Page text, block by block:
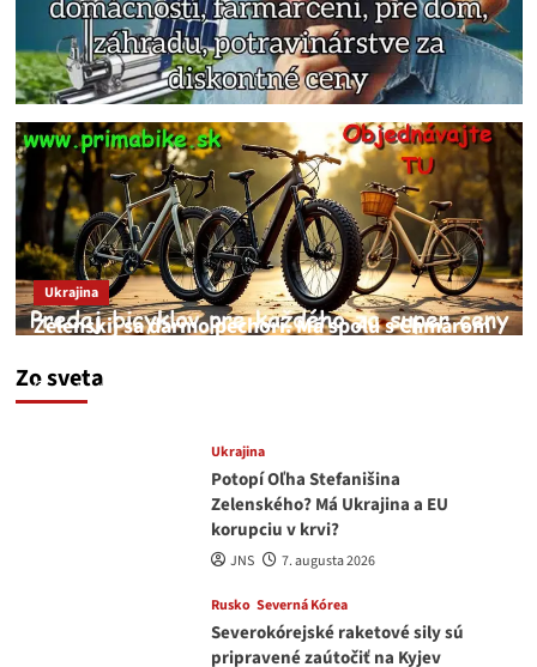
Zo sveta
Ukrajina
Zelenskij sa darmo pechorí. Má spolu s Chmarom
medvedar
Ukrajina
Potopí Oľha Stefanišina
Zelenského? Má Ukrajina a EU
korupciu v krvi?
JNS 7. augusta 2026
Rusko Severná Kórea
Severokórejské raketové sily sú
pripravené zaútočiť na Kyjev